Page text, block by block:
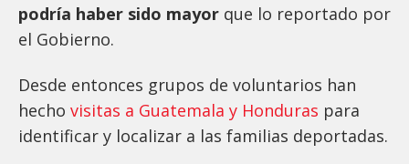
podría haber sido mayor que lo reportado por
el Gobierno.
Desde entonces grupos de voluntarios han
hecho visitas a Guatemala y Honduras para
identificar y localizar a las familias deportadas.